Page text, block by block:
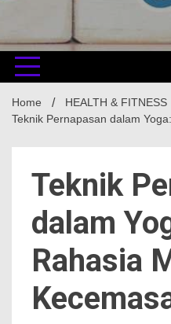
Home
HEALTH & FITNESS
Teknik Pernapasan dalam
Teknik
dalam
Rahasia